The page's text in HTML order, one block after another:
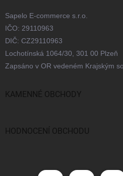
Sapelo E-commerce s.r.o.
IČO: 29110963
DIČ: CZ29110963
Lochotínská 1064/30, 301 00 Plzeň
Zapsáno v OR vedeném Krajským
KAMENNÉ OBCHODY
Praha
HODNOCENÍ OBCHODU